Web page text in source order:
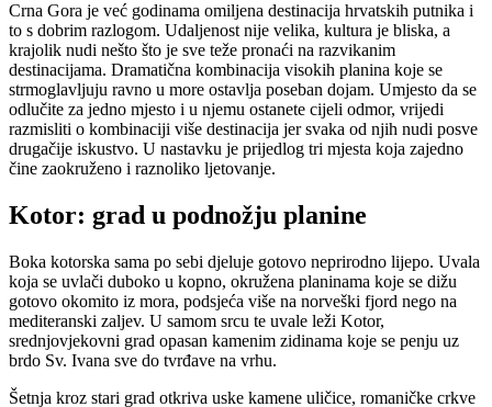
Crna Gora je već godinama omiljena destinacija hrvatskih putnika i
to s dobrim razlogom. Udaljenost nije velika, kultura je bliska, a
krajolik nudi nešto što je sve teže pronaći na razvikanim
destinacijama. Dramatična kombinacija visokih planina koje se
strmoglavljuju ravno u more ostavlja poseban dojam. Umjesto da se
odlučite za jedno mjesto i u njemu ostanete cijeli odmor, vrijedi
razmisliti o kombinaciji više destinacija jer svaka od njih nudi posve
drugačije iskustvo. U nastavku je prijedlog tri mjesta koja zajedno
čine zaokruženo i raznoliko ljetovanje.
Kotor: grad u podnožju planine
Boka kotorska sama po sebi djeluje gotovo neprirodno lijepo. Uvala
koja se uvlači duboko u kopno, okružena planinama koje se dižu
gotovo okomito iz mora, podsjeća više na norveški fjord nego na
mediteranski zaljev. U samom srcu te uvale leži Kotor,
srednjovjekovni grad opasan kamenim zidinama koje se penju uz
brdo Sv. Ivana sve do tvrđave na vrhu.
Šetnja kroz stari grad otkriva uske kamene uličice, romaničke crkve